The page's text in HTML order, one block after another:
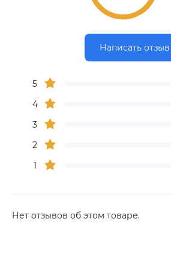
Написать отзыв
5
4
3
2
1
Нет отзывов об этом товаре.